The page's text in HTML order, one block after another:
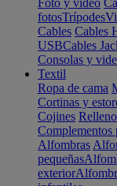
Foto y vídeo
fotosTrípodes
Cables Cables
USBCables
Consolas y
Textil
Ropa de cama
Cortinas y
Cojines Relleno
Complementos
Alfombras
pequeñas
exterior